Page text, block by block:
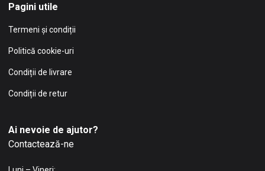
Pagini utile
Termeni și condiții
Politică cookie-uri
Condiții de livrare
Condiții de retur
Ai nevoie de ajutor?
Contactează-ne